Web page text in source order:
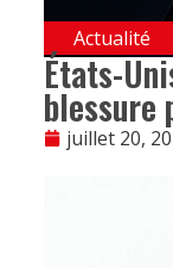
Actualité
États-
blessure
juillet 20,